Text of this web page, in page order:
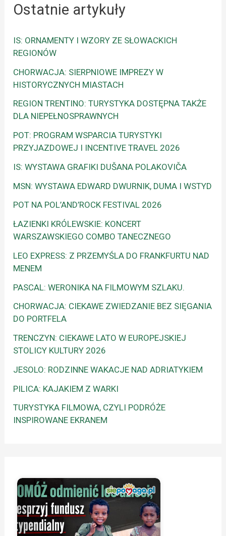
Ostatnie artykuły
IS: ORNAMENTY I WZORY ZE SŁOWACKICH
REGIONÓW
CHORWACJA: SIERPNIOWE IMPREZY W
HISTORYCZNYCH MIASTACH
REGION TRENTINO: TURYSTYKA DOSTĘPNA TAKŻE
DLA NIEPEŁNOSPRAWNYCH
POT: PROGRAM WSPARCIA TURYSTYKI
PRZYJAZDOWEJ I INCENTIVE TRAVEL 2026
IS: WYSTAWA GRAFIKI DUŠANA POLAKOVIČA
MSN: WYSTAWA EDWARD DWURNIK, DUMA I WSTYD
POT NA POL’AND’ROCK FESTIVAL 2026
ŁAZIENKI KRÓLEWSKIE: KONCERT
WARSZAWSKIEGO COMBO TANECZNEGO
LEO EXPRESS: Z PRZEMYŚLA DO FRANKFURTU NAD
MENEM
PASCAL: WERONIKA NA FILMOWYM SZLAKU.
CHORWACJA: CIEKAWE ZWIEDZANIE BEZ SIĘGANIA
DO PORTFELA
TRENCZYN: CIEKAWE LATO W EUROPEJSKIEJ
STOLICY KULTURY 2026
JESOLO: RODZINNE WAKACJE NAD ADRIATYKIEM
PILICA: KAJAKIEM Z WARKI
TURYSTYKA FILMOWA, CZYLI PODRÓŻE
INSPIROWANE EKRANEM